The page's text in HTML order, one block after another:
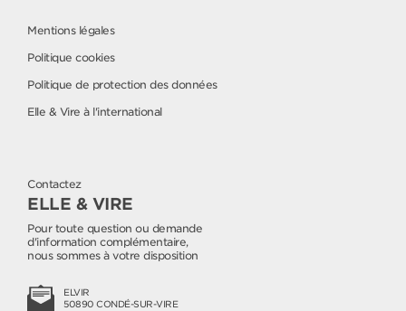
Mentions légales
Politique cookies
Politique de protection des données
Elle & Vire à l'international
Contactez
ELLE & VIRE
Pour toute question ou demande
d'information complémentaire,
nous sommes à votre disposition
ELVIR
50890 CONDÉ-SUR-VIRE